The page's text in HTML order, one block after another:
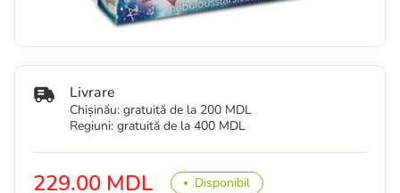
229.00 MDL Disponibil
Livrare
Chișinău: gratuită de la 200 MDL
Regiuni: gratuită de la 400 MDL